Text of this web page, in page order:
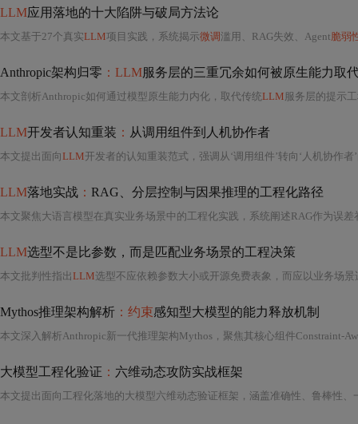
LLM应用落地的十大陷阱与破局方法论
本文基于27个真实LLM项目实践，系统揭示微调 滥用、RAG失效、Agent脆弱
Anthropic架构归零 ：LLM服务层的三重冗余如何被原生能力取
本文剖析Anthropic如何通过模型原生能力内化，取代传统LLM 服务层的提示工程、
LLM开发者认知重装 ： 从调用组件到人机协作者
本文提出面向LLM开发者的认知重装范式，强调从‘调用组件’转向‘人机协作者
LLM落地实战 ： RAG、分层控制与因果推理的工程化路径
LLM选型不是比参数，而是匹配业务场景的工程决策
本文批判性指出LLM选型不应依赖参数大小或开源免费表象，而应以业务场景适配度为核心。通过真实项目案例（如智能客服、医疗报告生成、电商风控）揭示“开源即免费”三大隐性成本、“参数越大越强”的认知误区，以及闭源模型的可控性溢价价值。提出四维需求建模、能力-任务匹配矩
Mythos推理架构解析 ：约束感知型大模型的能力释放机制
大模型工程化验证 ： 六维动态攻防实战框架